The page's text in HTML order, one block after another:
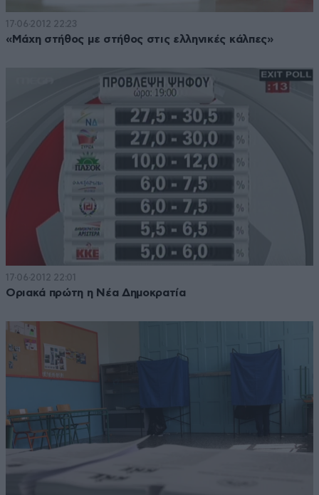
17·06·2012 22:23
«Μάχη στήθος με στήθος στις ελληνικές κάλπες»
17·06·2012 22:01
Οριακά πρώτη η Νέα Δημοκρατία